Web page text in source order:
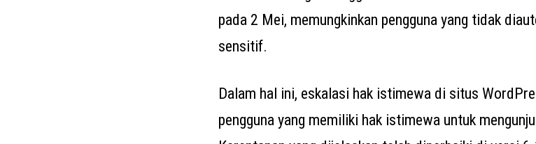
pada 2 Mei, memungkinkan pengguna yang tidak
sensitif.
Dalam hal ini, eskalasi hak istimewa di situs
pengguna yang memiliki hak istimewa untuk